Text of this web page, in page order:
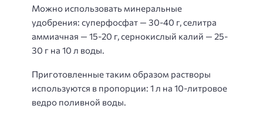
Можно использовать минеральные
удобрения: суперфосфат — 30-40 г, селитра
аммиачная — 15-20 г, сернокислый калий — 25-
30 г на 10 л воды.
Приготовленные таким образом растворы
используются в пропорции: 1 л на 10-литровое
ведро поливной воды.